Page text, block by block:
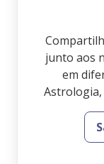
junto aos
em